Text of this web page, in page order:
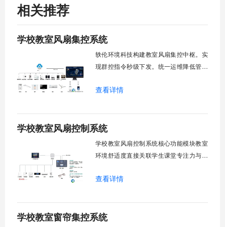
相关推荐
学校教室风扇集控系统
轶伦环境科技构建教室风扇集控中枢。实
现群控指令秒级下发。统一运维降低管理
巡检盲区。保障教学环境温湿度适宜。数
块清单：远程集中控制。智能定时调度。
环境自适应调节。能耗监测统计。故障预
查看详情
学校教室风扇控制系统
学校教室风扇控制系统核心功能模块教室
环境舒适度直接关联学生课堂专注力与学
领域，打造教室风扇控制系统，实现温度
分组联动、安全防护六大模块一体化运
行，为学校提供精细化风扇管理方案。
查看详情
学校教室窗帘集控系统